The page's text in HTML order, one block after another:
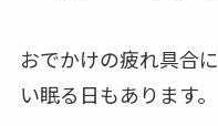
おでかけの疲れ具合
い眠る日もあります。